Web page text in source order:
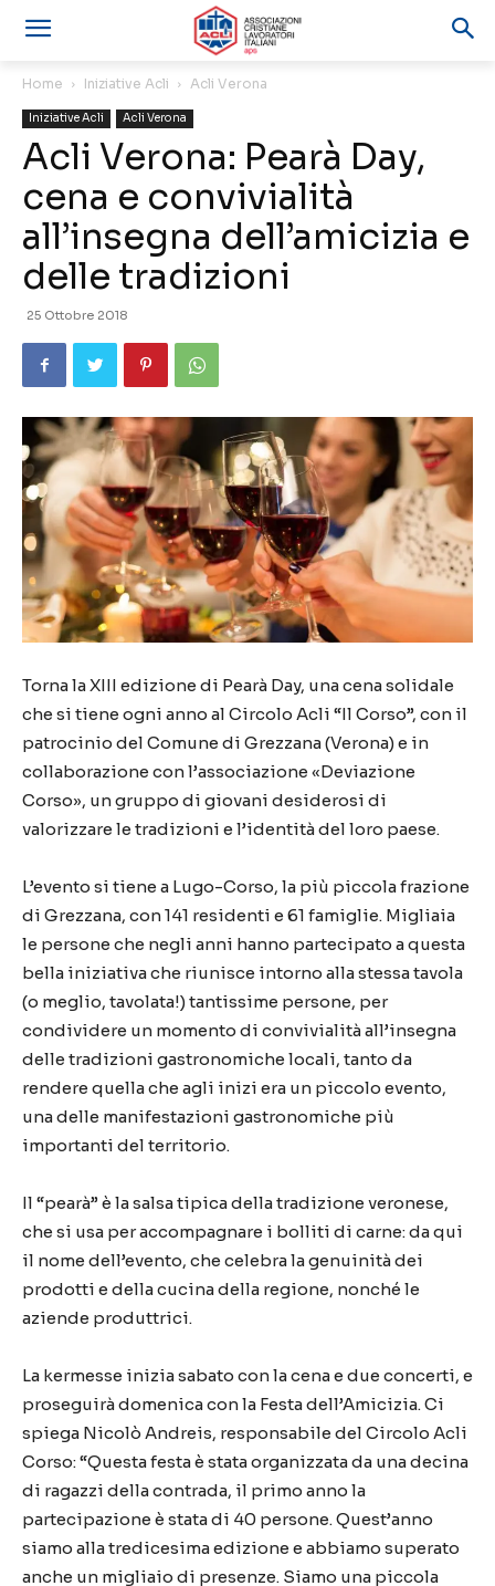
Home Iniziative Acli Acli Verona
Iniziative Acli Acli Verona
Acli Verona: Pearà Day,
cena e convivialità
all’insegna dell’amicizia e
delle tradizioni
25 Ottobre 2018
Torna la XIII edizione di Pearà Day, una cena solidale
che si tiene ogni anno al Circolo Acli “Il Corso”, con il
patrocinio del Comune di Grezzana (Verona) e in
collaborazione con l’associazione «Deviazione
Corso», un gruppo di giovani desiderosi di
valorizzare le tradizioni e l’identità del loro paese.
L’evento si tiene a Lugo-Corso, la più piccola frazione
di Grezzana, con 141 residenti e 61 famiglie. Migliaia
le persone che negli anni hanno partecipato a questa
bella iniziativa che riunisce intorno alla stessa tavola
(o meglio, tavolata!) tantissime persone, per
condividere un momento di convivialità all’insegna
delle tradizioni gastronomiche locali, tanto da
rendere quella che agli inizi era un piccolo evento,
una delle manifestazioni gastronomiche più
importanti del territorio.
Il “pearà” è la salsa tipica della tradizione veronese,
che si usa per accompagnare i bolliti di carne: da qui
il nome dell’evento, che celebra la genuinità dei
prodotti e della cucina della regione, nonché le
aziende produttrici.
La kermesse inizia sabato con la cena e due concerti, e
proseguirà domenica con la Festa dell’Amicizia. Ci
spiega Nicolò Andreis, responsabile del Circolo Acli
Corso: “Questa festa è stata organizzata da una decina
di ragazzi della contrada, il primo anno la
partecipazione è stata di 40 persone. Quest’anno
siamo alla tredicesima edizione e abbiamo superato
anche un migliaio di presenze. Siamo una piccola